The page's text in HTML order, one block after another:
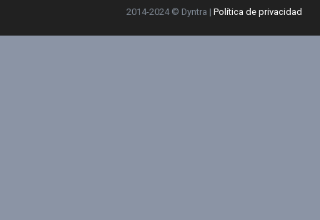
2014-2024 © Dyntra | Política de privacidad